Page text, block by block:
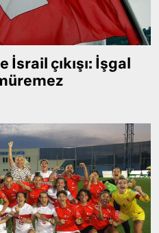
İsrail çıkışı: İşgal